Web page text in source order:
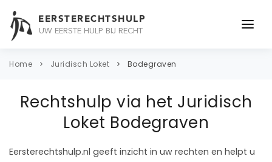
EERSTERECHTSHULP
UW EERSTE HULP BIJ RECHT
ONDERWERPEN
ADVOCAAT
Home Juridisch Loket Bodegraven
Rechtshulp via het Juridisch
Loket Bodegraven
Eersterechtshulp.nl geeft inzicht in uw rechten en helpt u